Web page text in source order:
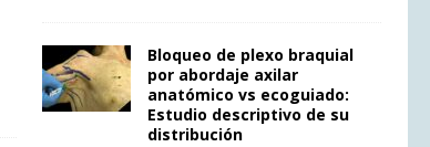
Bloqueo de plexo braquial
por abordaje axilar
anatómico vs ecoguiado:
Estudio descriptivo de su
distribución